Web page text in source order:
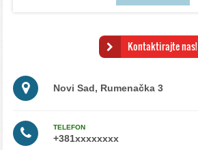
Kontaktirajte nas!
Novi Sad, Rumenačka 3
TELEFON